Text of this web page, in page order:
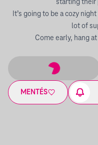
starting their
It’s going to be a cozy
lot of
Come early, hang
MENTÉS